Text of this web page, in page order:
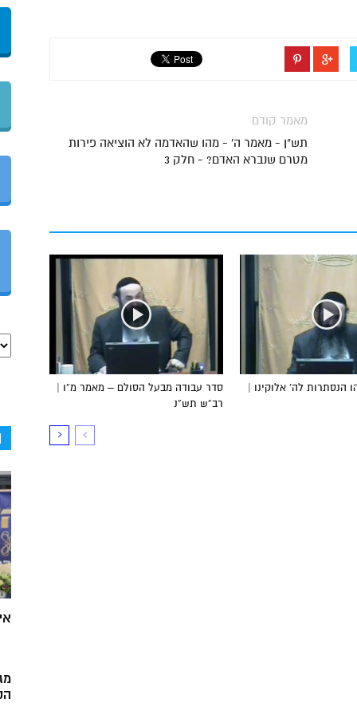
מאמר קודם
תש"ן - מאמר ה' - מהו שהאדמה לא הוציאה פירות
מטרם שנברא האדם? - חלק 3
סדר עבודה מבעל הסולם – מאמר מ”ו |
רב”ש תש”נ
הנסתרות לה’ אלוקינו |